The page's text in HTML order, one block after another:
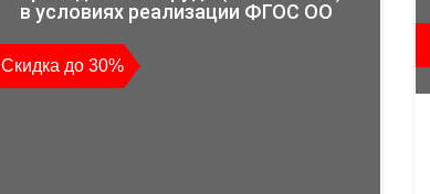
в условиях реализации ФГОС ОО
Скидка до 30%